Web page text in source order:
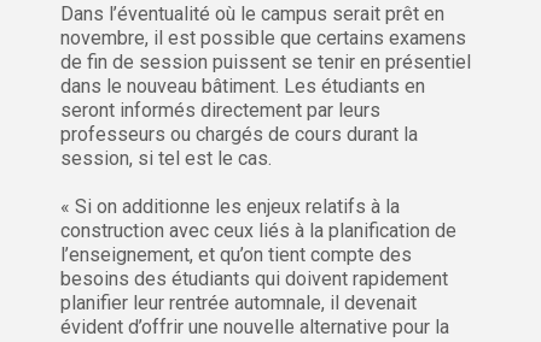
Dans l’éventualité où le campus serait prêt en
novembre, il est possible que certains examens
de fin de session puissent se tenir en présentiel
dans le nouveau bâtiment. Les étudiants en
seront informés directement par leurs
professeurs ou chargés de cours durant la
session, si tel est le cas.
« Si on additionne les enjeux relatifs à la
construction avec ceux liés à la planification de
l’enseignement, et qu’on tient compte des
besoins des étudiants qui doivent rapidement
planifier leur rentrée automnale, il devenait
évident d’offrir une nouvelle alternative pour la